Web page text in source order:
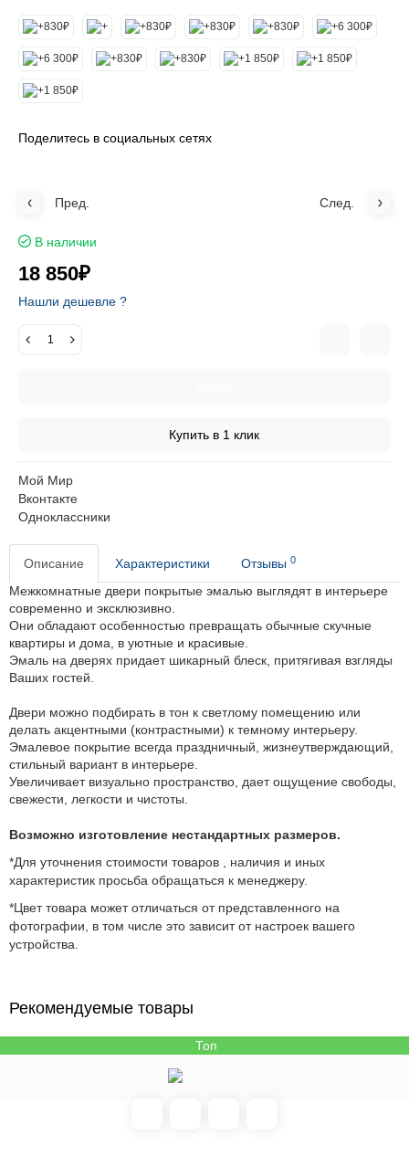
Поделитесь в социальных сетях
Пред. След.
В наличии
18 850₽
Нашли дешевле ?
Купить в 1 клик
Мой Мир
Вконтакте
Одноклассники
Описание Характеристики Отзывы 0
Межкомнатные двери покрытые эмалью выглядят в интерьере
современно и эксклюзивно.
Они обладают особенностью превращать обычные скучные
квартиры и дома, в уютные и красивые.
Эмаль на дверях придает шикарный блеск, притягивая взгляды
Ваших гостей.
Двери можно подбирать в тон к светлому помещению или
делать акцентными (контрастными) к темному интерьеру.
Эмалевое покрытие всегда праздничный, жизнеутверждающий,
стильный вариант в интерьере.
Увеличивает визуально пространство, дает ощущение свободы,
свежести, легкости и чистоты.
Возможно изготовление нестандартных размеров.
*Для уточнения стоимости товаров , наличия и иных
характеристик просьба обращаться к менеджеру.
*Цвет товара может отличаться от представленного на
фотографии, в том числе это зависит от настроек вашего
устройства.
Рекомендуемые товары
Топ